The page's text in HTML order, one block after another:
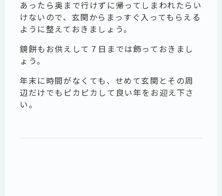
あったら奥まで行けずに帰ってしまわれたらい
けないので、玄関からまっすぐ入ってもらえる
ように整えておきましょう。
鏡餅もお供えして７日までは飾っておきまし
ょう。
年末に時間がなくても、せめて玄関とその周
辺だけでもピカピカして良い年をお迎え下さ
い。